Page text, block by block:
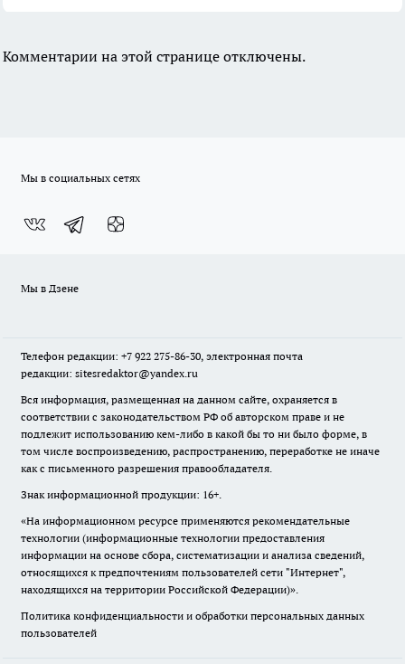
Комментарии на этой странице отключены.
Мы в социальных сетях
Мы в Дзене
Телефон редакции: +7 922 275-86-30, электронная почта
редакции: sitesredaktor@yandex.ru
Вся информация, размещенная на данном сайте, охраняется в
соответствии с законодательством РФ об авторском праве и не
подлежит использованию кем-либо в какой бы то ни было форме, в
том числе воспроизведению, распространению, переработке не иначе
как с письменного разрешения правообладателя.
Знак информационной продукции: 16+.
«На информационном ресурсе применяются рекомендательные
технологии (информационные технологии предоставления
информации на основе сбора, систематизации и анализа сведений,
относящихся к предпочтениям пользователей сети "Интернет",
находящихся на территории Российской Федерации)».
Политика конфиденциальности и обработки персональных данных
пользователей